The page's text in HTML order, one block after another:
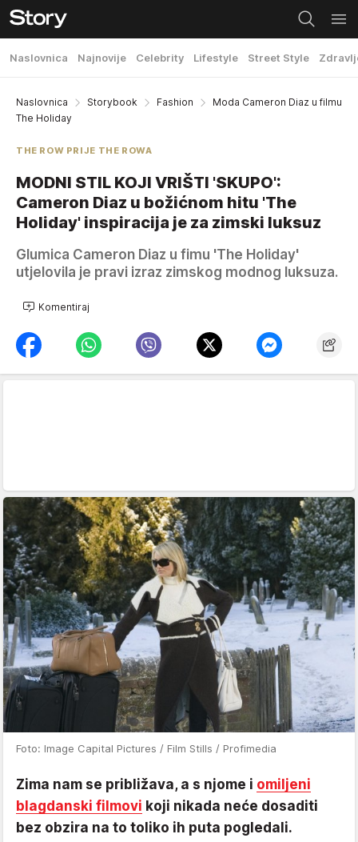
Naslovnica Najnovije Celebrity Lifestyle Street Style
Naslovnica Storybook Fashion
Moda Cameron Diaz u filmu
The Holiday
THE ROW PRIJE THE ROWA
MODNI STIL KOJI VRIŠTI 'SKUPO':
Cameron Diaz u božićnom hitu 'The
Holiday' inspiracija je za zimski luksuz
Glumica Cameron Diaz u fimu 'The Holiday'
utjelovila je pravi izraz zimskog modnog luksuza.
Komentiraj
Foto: Image Capital Pictures / Film Stills / Profimedia
Zima nam se približava, a s njome i omiljeni
blagdanski filmovi koji nikada neće dosaditi
bez obzira na to toliko ih puta pogledali.